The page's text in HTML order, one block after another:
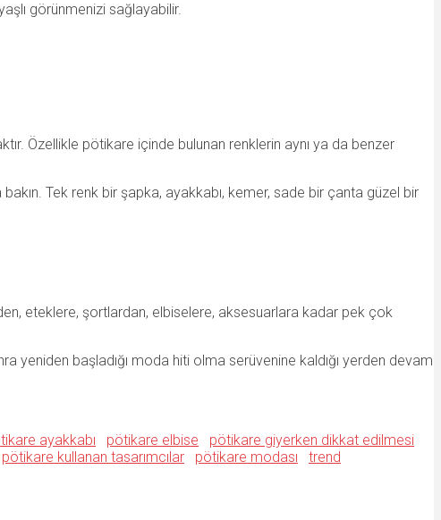
görünmenizi sağlayabilir.
Özellikle pötikare içinde bulunan renklerin aynı ya da benzer
Tek renk bir şapka, ayakkabı, kemer, sade bir çanta güzel bir
eteklere, şortlardan, elbiselere, aksesuarlara kadar pek çok
yeniden başladığı moda hiti olma serüvenine kaldığı yerden devam
ayakkabı pötikare elbise
pötikare giyerken dikkat edilmesi
pötikare kullanan tasarımcılar pötikare modası
trend